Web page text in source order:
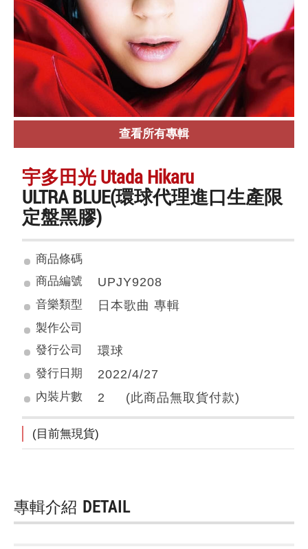
查看所有專輯
宇多田光 Utada Hikaru
ULTRA BLUE(環球代理進口生產限
定盤黑膠)
商品條碼
商品編號
UPJY9208
音樂類型 日本歌曲 專輯
製作公司
發行公司
環球
發行日期 2022/4/27
內裝片數 2 (此商品無取貨付款)
(目前無現貨)
專輯介紹 DETAIL